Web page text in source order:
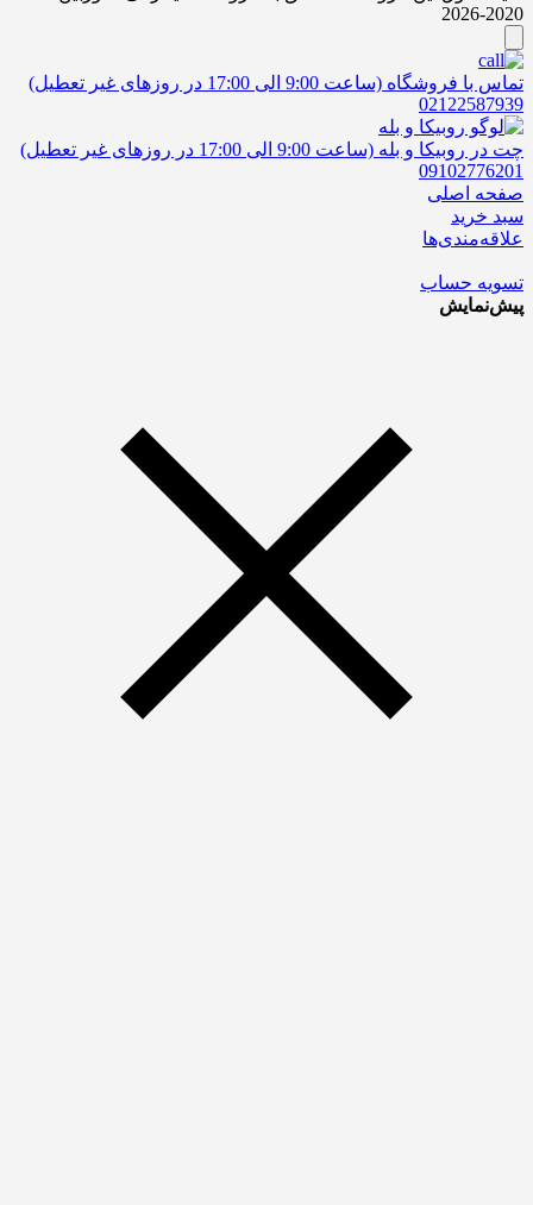
2020-2026
تماس با فروشگاه (ساعت 9:00 الی 17:00 در روزهای غیر تعطیل)
02122587939
چت در روبیکا و بله (ساعت 9:00 الی 17:00 در روزهای غیر تعطیل)
09102776201
صفحه اصلی
سبد خرید
علاقه‌مندی‌ها
تسویه حساب
پیش‌نمایش